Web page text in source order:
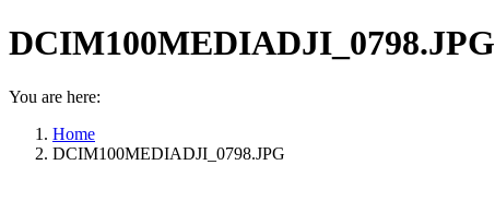
DCIM100MEDIADJI_0798.JPG
You are here:
Home
DCIM100MEDIADJI_0798.JPG